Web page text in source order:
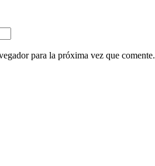
para la próxima vez que comente.